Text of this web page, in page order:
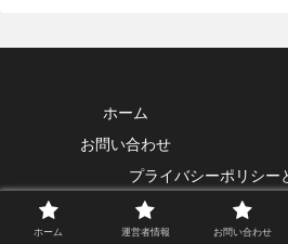
ホーム
お問い合わせ
プライバシーポリシー
© 2026 life of a All
ホーム 運営者情報 お問い合わせ